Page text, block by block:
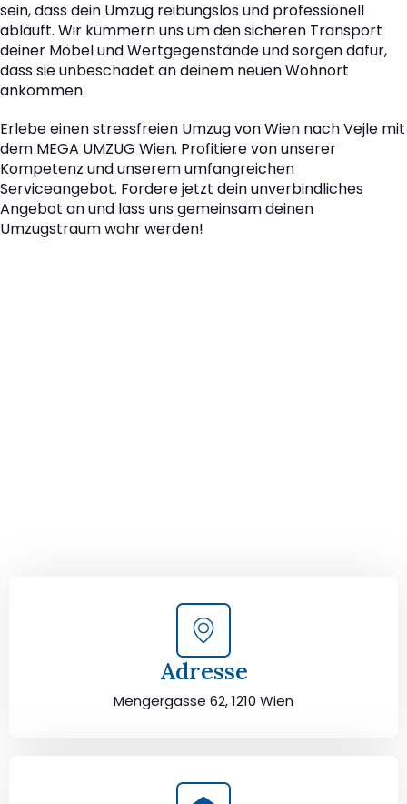
sein, dass dein Umzug reibungslos und professionell
abläuft. Wir kümmern uns um den sicheren Transport
deiner Möbel und Wertgegenstände und sorgen dafür,
dass sie unbeschadet an deinem neuen Wohnort
ankommen.
Erlebe einen stressfreien Umzug von Wien nach Vejle mit
dem MEGA UMZUG Wien. Profitiere von unserer
Kompetenz und unserem umfangreichen
Serviceangebot. Fordere jetzt dein unverbindliches
Angebot an und lass uns gemeinsam deinen
Umzugstraum wahr werden!
Adresse
Mengergasse 62, 1210 Wien